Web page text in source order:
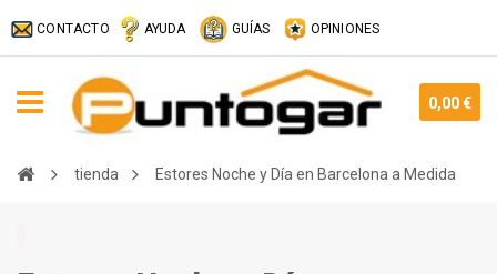
CONTACTO AYUDA GUÍAS OPINIONES
0,00 €
tienda Estores Noche y Día en Barcelona a Medida